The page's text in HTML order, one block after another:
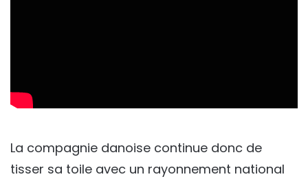
La compagnie danoise continue donc de
tisser sa toile avec un rayonnement national